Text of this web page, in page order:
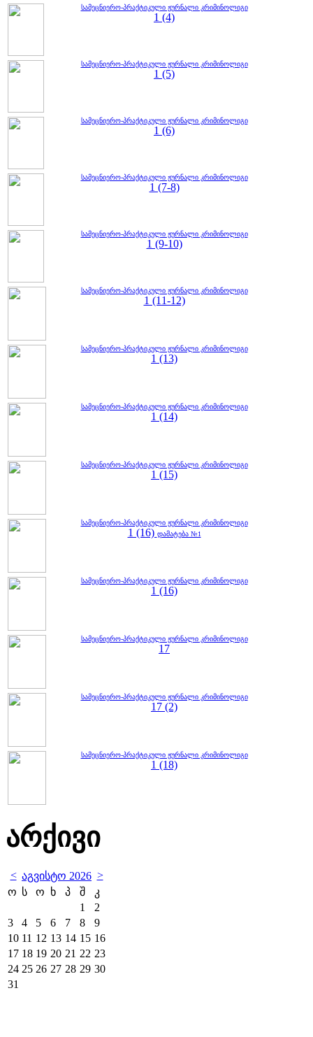
სამეცნიერო-პრაქტიკული ჟურნალი კრიმინოლიგი
1 (4)
სამეცნიერო-პრაქტიკული ჟურნალი კრიმინოლიგი
1 (5)
სამეცნიერო-პრაქტიკული ჟურნალი კრიმინოლიგი
1 (6)
სამეცნიერო-პრაქტიკული ჟურნალი კრიმინოლიგი
1 (7-8)
სამეცნიერო-პრაქტიკული ჟურნალი კრიმინოლიგი
1 (9-10)
სამეცნიერო-პრაქტიკული ჟურნალი კრიმინოლიგი
1 (11-12)
სამეცნიერო-პრაქტიკული ჟურნალი კრიმინოლიგი
1 (13)
სამეცნიერო-პრაქტიკული ჟურნალი კრიმინოლიგი
1 (14)
სამეცნიერო-პრაქტიკული ჟურნალი კრიმინოლიგი
1 (15)
სამეცნიერო-პრაქტიკული ჟურნალი კრიმინოლიგი
1 (16) დამატება №1
სამეცნიერო-პრაქტიკული ჟურნალი კრიმინოლიგი
1 (16)
სამეცნიერო-პრაქტიკული ჟურნალი კრიმინოლიგი
17
სამეცნიერო-პრაქტიკული ჟურნალი კრიმინოლიგი
17 (2)
სამეცნიერო-პრაქტიკული ჟურნალი კრიმინოლიგი
1 (18)
არქივი
< აგვისტო 2026 >
ო ს ო ხ პ შ
კ
1
2
3
4 5 6 7 8
9
10 11 12 13 14 15 16
17 18 19 20 21 22 23
24 25 26 27 28 29 30
31